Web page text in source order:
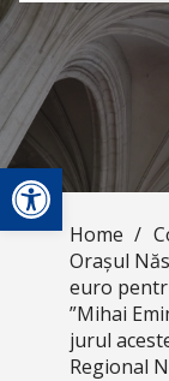
Open toolbar
Home /
Orașul
euro
”Mihai
jurul
Regional